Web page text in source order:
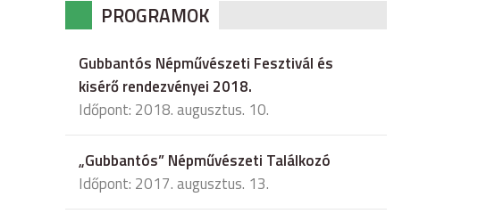
PROGRAMOK
Gubbantós Népművészeti Fesztivál és
kisérő rendezvényei 2018.
Időpont: 2018. augusztus. 10.
„Gubbantós” Népművészeti Találkozó
Időpont: 2017. augusztus. 13.